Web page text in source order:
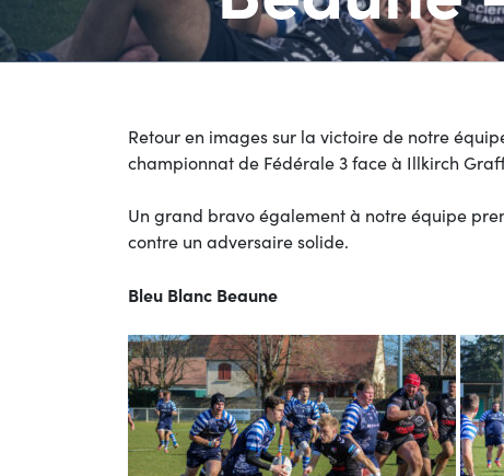
Retour en images sur la victoire de notre
championnat de Fédérale 3 face à Illkirch
Un grand bravo également à notre équipe
contre un adversaire solide.
Bleu Blanc Beaune